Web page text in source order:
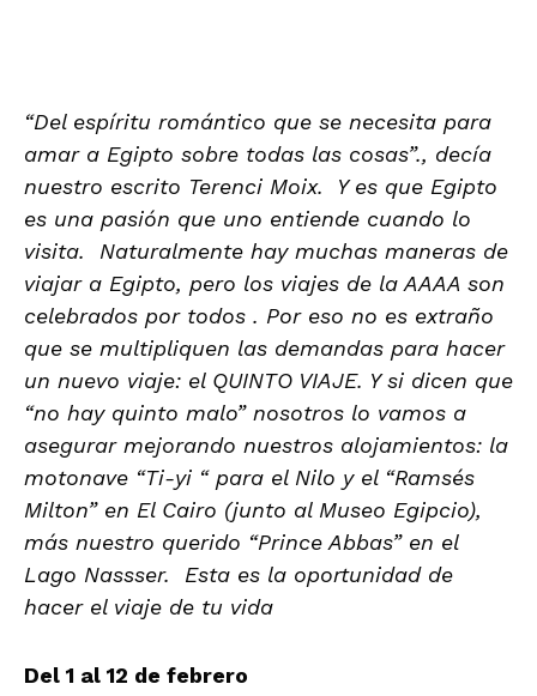
“Del espíritu romántico que se necesita para
amar a Egipto sobre todas las cosas”., decía
nuestro escrito Terenci Moix. Y es que Egipto
es una pasión que uno entiende cuando lo
visita. Naturalmente hay muchas maneras de
viajar a Egipto, pero los viajes de la AAAA son
celebrados por todos . Por eso no es extraño
que se multipliquen las demandas para hacer
un nuevo viaje: el QUINTO VIAJE. Y si dicen que
“no hay quinto malo” nosotros lo vamos a
asegurar mejorando nuestros alojamientos: la
motonave “Ti-yi “ para el Nilo y el “Ramsés
Milton” en El Cairo (junto al Museo Egipcio),
más nuestro querido “Prince Abbas” en el
Lago Nassser. Esta es la oportunidad de
hacer el viaje de tu vida
Del 1 al 12 de febrero